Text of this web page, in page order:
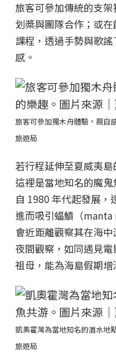
旅客可參加傳統的支
划槳與團隊合作；或
課程，透過手勢與歌
感。
旅客可參加獨木舟體驗，親自
旅遊局
若行程延伸至夏威夷
這裡是當地知名的魔
自 1980 年代起發展，
進而吸引蝠鱝（
會近距離觀察其在海
夜間觀察，如同遇見
祖母，能為海島假期增
凱奧霍灣為當地知名的潛水地
旅遊局